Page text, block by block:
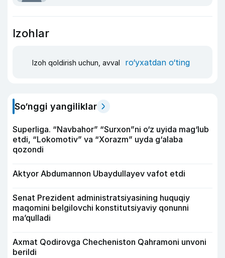
Izohlar
Izoh qoldirish uchun, avval ro‘yxatdan o‘ting
So‘nggi yangiliklar
Superliga. “Navbahor” “Surxon”ni o‘z uyida mag‘lub
etdi, “Lokomotiv” va “Xorazm” uyda g‘alaba
qozondi
Aktyor Abdu­mannon Ubaydullayev vafot etdi
Senat Prezident administratsiyasining huquqiy
maqomini belgilovchi konstitutsiyaviy qonunni
ma’qulladi
Axmat Qodirovga Checheniston Qahramoni unvoni
berildi